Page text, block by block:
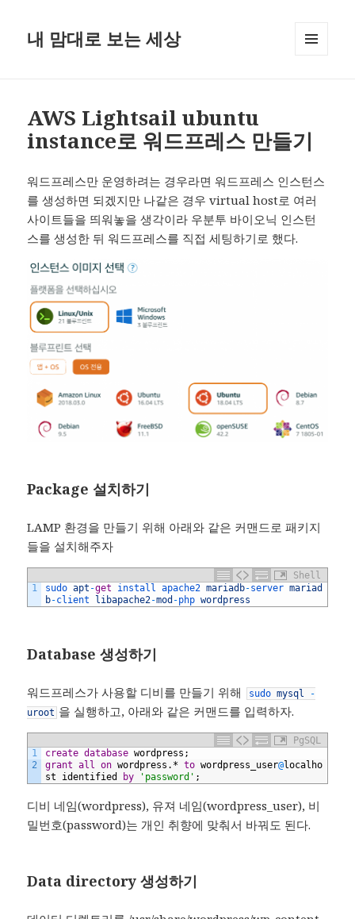
내 맘대로 보는 세상
AWS Lightsail ubuntu
instance로 워드프레스 만들기
워드프레스만 운영하려는 경우라면 워드프레스 인스턴스
를 생성하면 되겠지만 나같은 경우 virtual host로 여러
사이트들을 띄워놓을 생각이라 우분투 바이오닉 인스턴
스를 생성한 뒤 워드프레스를 직접 세팅하기로 했다.
Package 설치하기
LAMP 환경을 만들기 위해 아래와 같은 커맨드로 패키지
들을 설치해주자
Shell
1
sudo apt -get install apache2 mariadb-server mariad
b-client libapache2-mod -php wordpress
Database 생성하기
워드프레스가 사용할 디비를 만들기 위해 sudomysql
-
uroot 을 실행하고, 아래와 같은 커맨드를 입력하자.
PgSQL
1
2
create database wordpress;
grant
all on wordpress.* to wordpress_user@localho
st
identified by 'password' ;
디비 네임(wordpress), 유져 네임(wordpress_user), 비
밀번호(password)는 개인 취향에 맞춰서 바꿔도 된다.
Data directory 생성하기